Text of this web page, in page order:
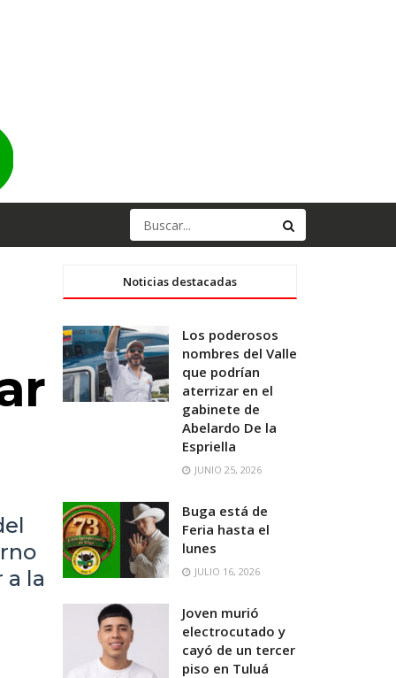
la
Noticias destacadas
Los poderosos
nombres del Valle
que podrían
aterrizar en el
gabinete de
Abelardo De la
Espriella
JUNIO 25, 2026
Buga está de
Feria hasta el
lunes
JULIO 16, 2026
Joven murió
electrocutado y
cayó de un tercer
piso en Tuluá